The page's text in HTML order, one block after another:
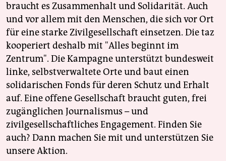
braucht es Zusammenhalt und Solidarität. Auch
und vor allem mit den Menschen, die sich vor Ort
für eine starke Zivilgesellschaft einsetzen. Die taz
kooperiert deshalb mit "Alles beginnt im
Zentrum". Die Kampagne unterstützt bundesweit
linke, selbstverwaltete Orte und baut einen
solidarischen Fonds für deren Schutz und Erhalt
auf. Eine offene Gesellschaft braucht guten, frei
zugänglichen Journalismus – und
zivilgesellschaftliches Engagement. Finden Sie
auch? Dann machen Sie mit und unterstützen Sie
unsere Aktion.